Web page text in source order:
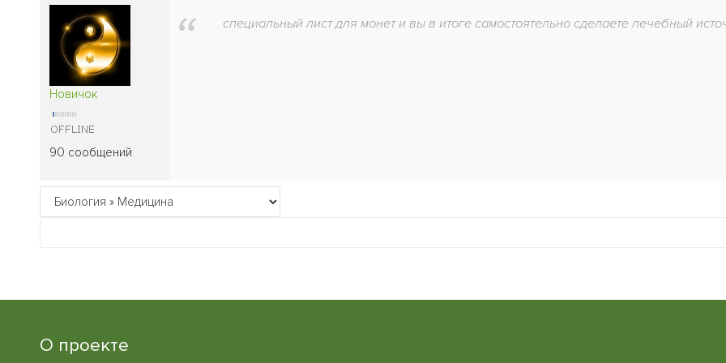
Новичок
90 сообщений
специальный лист для монет и вы в итоге самостоятельно сделаете лечебный
О проекте